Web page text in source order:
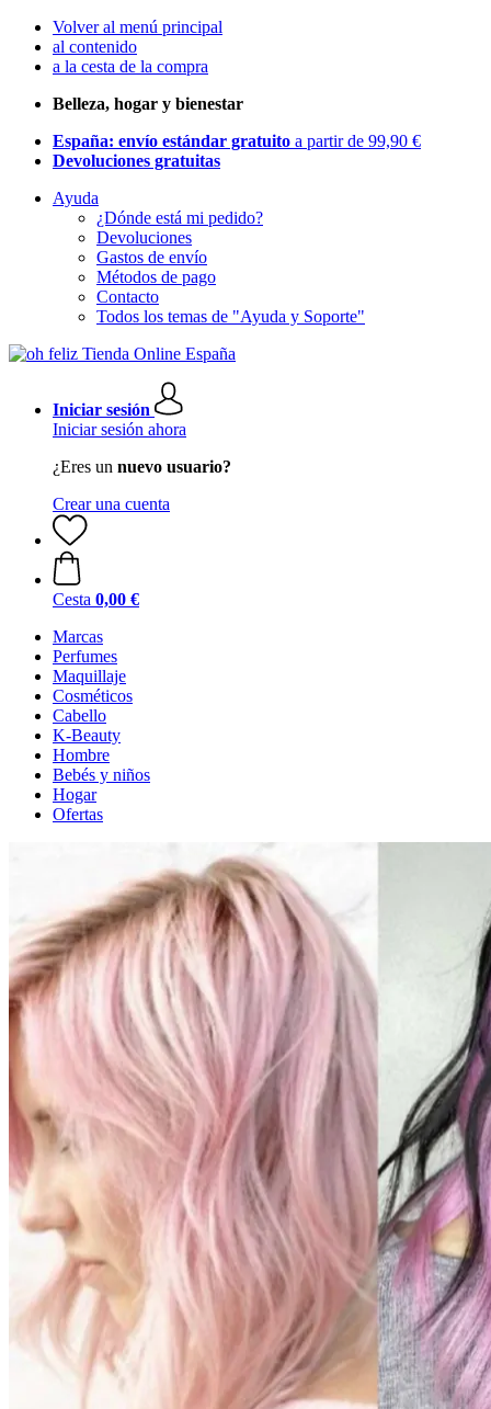
Volver al menú principal
al contenido
a la cesta de la compra
Belleza, hogar y bienestar
España: envío estándar gratuito a partir de 99,90 €
Devoluciones gratuitas
Ayuda
¿Dónde está mi pedido?
Devoluciones
Gastos de envío
Métodos de pago
Contacto
Todos los temas de "Ayuda y Soporte"
Iniciar sesión
Iniciar sesión ahora
¿Eres un nuevo usuario?
Crear una cuenta
Cesta 0,00 €
Marcas
Perfumes
Maquillaje
Cosméticos
Cabello
K-Beauty
Hombre
Bebés y niños
Hogar
Ofertas